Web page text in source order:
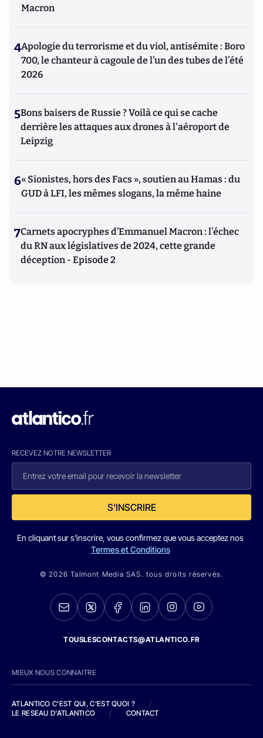
Macron
4Apologie du terrorisme et du viol, antisémite : Boro
700, le chanteur à cagoule de l’un des tubes de l’été
2026
5Bons baisers de Russie ? Voilà ce qui se cache
derrière les attaques aux drones à l'aéroport de
Leipzig
6« Sionistes, hors des Facs », soutien au Hamas : du
GUD à LFI, les mêmes slogans, la même haine
7Carnets apocryphes d’Emmanuel Macron : l’échec
du RN aux législatives de 2024, cette grande
déception - Episode 2
RECEVEZ NOTRE NEWSLETTER
S'INSCRIRE
En cliquant sur s'inscrire, vous confirmez que vous acceptez nos
Termes et Conditions
© 2026 Talmont Media SAS. tous droits réservés.
TOUSLESCONTACTS@ATLANTICO.FR
MIEUX NOUS CONNAITRE
ATLANTICO C'EST QUI, C'EST QUOI ?
/
LE RESEAU D'ATLANTICO
/ CONTACT